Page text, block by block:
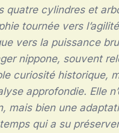
quatre cylindres et
tournée vers
vers la puissance
nippone, souvent
curiosité historique,
approfondie. Elle
mais bien une
qui a su